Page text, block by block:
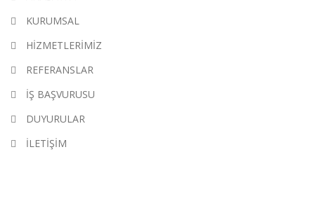
KURUMSAL
HİZMETLERİMİZ
REFERANSLAR
İŞ BAŞVURUSU
DUYURULAR
İLETİŞİM